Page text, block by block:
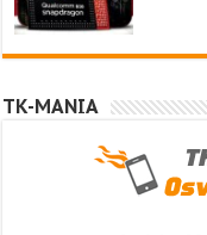
TK-MANIA